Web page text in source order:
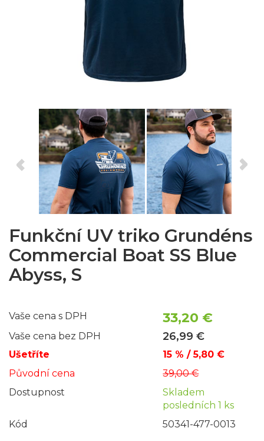
Funkční UV triko Grundéns
Commercial Boat SS Blue
Abyss, S
Vaše cena s DPH 33,20 €
Vaše cena bez DPH 26,99 €
Ušetříte
15 % / 5,80 €
Původní cena
39,00 €
Dostupnost
Skladem
posledních 1 ks
Kód
50341-477-0013